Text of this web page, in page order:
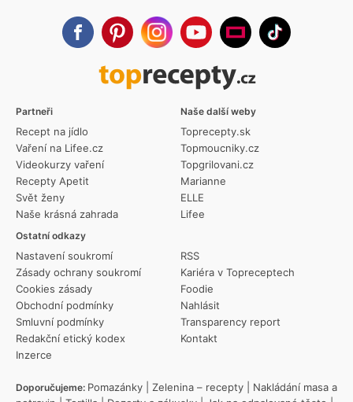
Partneři
Recept na jídlo
Vaření na Lifee.cz
Videokurzy vaření
Recepty Apetit
Svět ženy
Naše krásná zahrada
Ostatní odkazy
Nastavení soukromí
Zásady ochrany soukromí
Cookies zásady
Obchodní podmínky
Smluvní podmínky
Redakční etický kodex
Inzerce
RSS
Kariéra v Topreceptech
Foodie
Nahlásit
Transparency report
Kontakt
Naše další weby
Toprecepty.sk
Topmoucniky.cz
Topgrilovani.cz
Marianne
ELLE
Lifee
Doporučujeme: Pomazánky Zelenina – recepty
Nakládání masa a